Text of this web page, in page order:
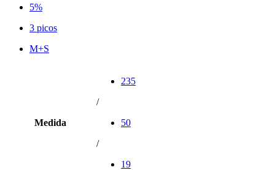
5%
3 picos
M+S
Medida
235
/
50
/
19